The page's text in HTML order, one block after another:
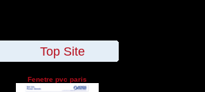
Top Site
Fenetre pvc paris